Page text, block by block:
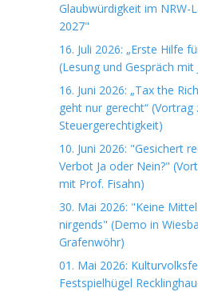
Glaubwürdigkeit im NRW-
2027"
16. Juli 2026: „Erste Hilfe
(Lesung und Gespräch mit
16. Juni 2026: „Tax the
geht nur gerecht“ (Vortrag
Steuergerechtigkeit)
10. Juni 2026: "Gesichert
Verbot Ja oder Nein?"
mit Prof. Fisahn)
30. Mai 2026: "Keine
nirgends" (Demo in
Grafenwöhr)
01. Mai 2026:
Festspielhügel